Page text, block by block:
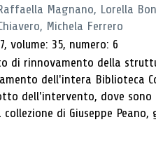
Magnano, Lorella
Michela Ferrero
volume: 35, numero: 6
di rinnovamento della
dell'intera Biblioteca
dell'intervento, dove
di Giuseppe